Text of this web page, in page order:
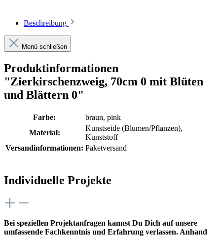
Beschreibung
Menü schließen
Produktinformationen
"Zierkirschenzweig, 70cm 0 mit Blüten
und Blättern 0"
Farbe: braun, pink
Material:
Kunstseide (Blumen/Pflanzen),
Kunststoff
Versandinformationen: Paketversand
Individuelle Projekte
Bei speziellen Projektanfragen kannst Du Dich auf unsere
umfassende Fachkenntnis und Erfahrung verlassen. Anhand